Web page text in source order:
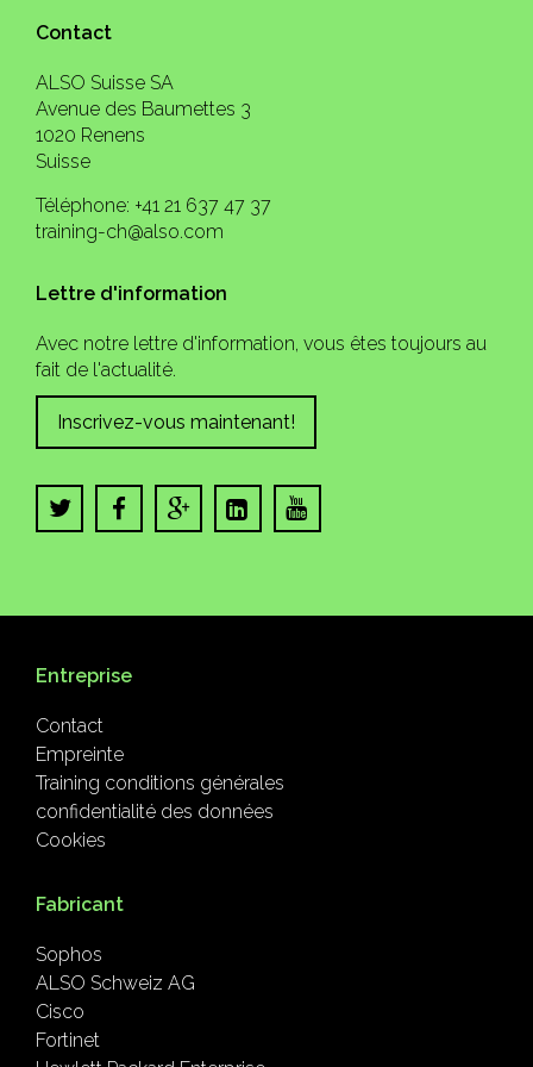
Contact
ALSO Suisse SA
Avenue des Baumettes 3
1020 Renens
Suisse
Téléphone: +41 21 637 47 37
training-ch@also.com
Lettre d'information
Avec notre lettre d'information, vous êtes toujours au
fait de l'actualité.
Inscrivez-vous maintenant!
Entreprise
Contact
Empreinte
Training conditions générales
confidentialité des données
Cookies
Fabricant
Sophos
ALSO Schweiz AG
Cisco
Fortinet